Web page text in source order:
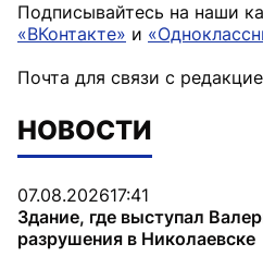
Подписывайтесь на наши
«ВКонтакте» и
Почта для связи с
НОВОСТИ
07.08.202617:41
Здание, где выступал
разрушения в Николаевске